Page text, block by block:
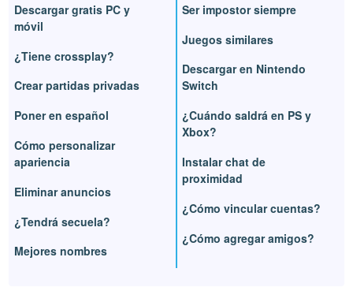
Descargar gratis PC y
móvil
¿Tiene crossplay?
Crear partidas privadas
Poner en español
Cómo personalizar
apariencia
Eliminar anuncios
¿Tendrá secuela?
Mejores nombres
Ser impostor siempre
Juegos similares
Descargar en Nintendo
Switch
¿Cuándo saldrá en PS y
Xbox?
Instalar chat de
proximidad
¿Cómo vincular cuentas?
¿Cómo agregar amigos?